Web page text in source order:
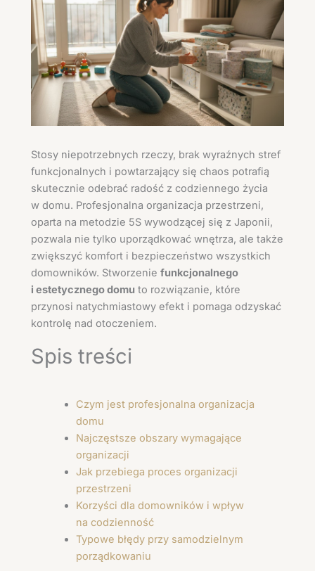
Stosy niepotrzebnych rzeczy, brak wyraźnych stref
funkcjonalnych i powtarzający się chaos potrafią
skutecznie odebrać radość z codziennego życia
w domu. Profesjonalna organizacja przestrzeni,
oparta na metodzie 5S wywodzącej się z Japonii,
pozwala nie tylko uporządkować wnętrza, ale także
zwiększyć komfort i bezpieczeństwo wszystkich
domowników. Stworzenie funkcjonalnego
i estetycznego domu to rozwiązanie, które
przynosi natychmiastowy efekt i pomaga odzyskać
kontrolę nad otoczeniem.
Spis treści
Czym jest profesjonalna organizacja
domu
Najczęstsze obszary wymagające
organizacji
Jak przebiega proces organizacji
przestrzeni
Korzyści dla domowników i wpływ
na codzienność
Typowe błędy przy samodzielnym
porządkowaniu